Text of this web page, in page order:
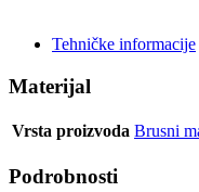
Tehničke informacije
Materijal
Vrsta proizvoda Brusni
Podrobnosti